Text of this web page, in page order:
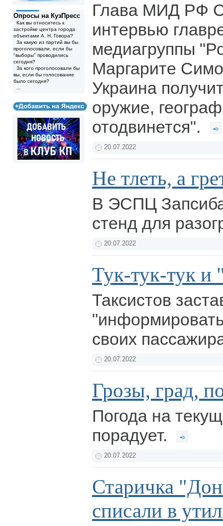
Опросы на КузПресс
Как вы относитесь к
застройке центра города
объектами А. Н. Говора?
За какую из партий вы бы
проголосовали, если бы
"выборы" проводились
сегодня?
За кого проголосовали бы
вы, если бы голосование
было сегодня?
Глава МИД РФ
интервью
медиагруппы
Маргарите
Украина
оружие,
отодвинется".
20.07.2022
Не тлеть, а
В ЭСПЦ
стенд для
20.07.2022
Тук-тук-тук
Таксистов
своих
20.07.2022
Грозы, град,
Погода на
порадует.
20.07.2022
Старичка
списали в